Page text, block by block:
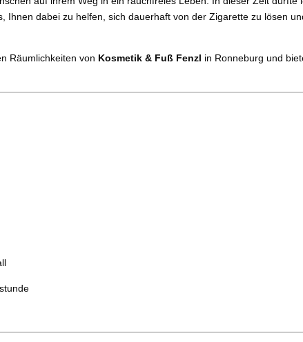
Ihnen dabei zu helfen, sich dauerhaft von der Zigarette zu lösen
Räumlichkeiten von Kosmetik & Fuß Fenzl in Ronneburg und